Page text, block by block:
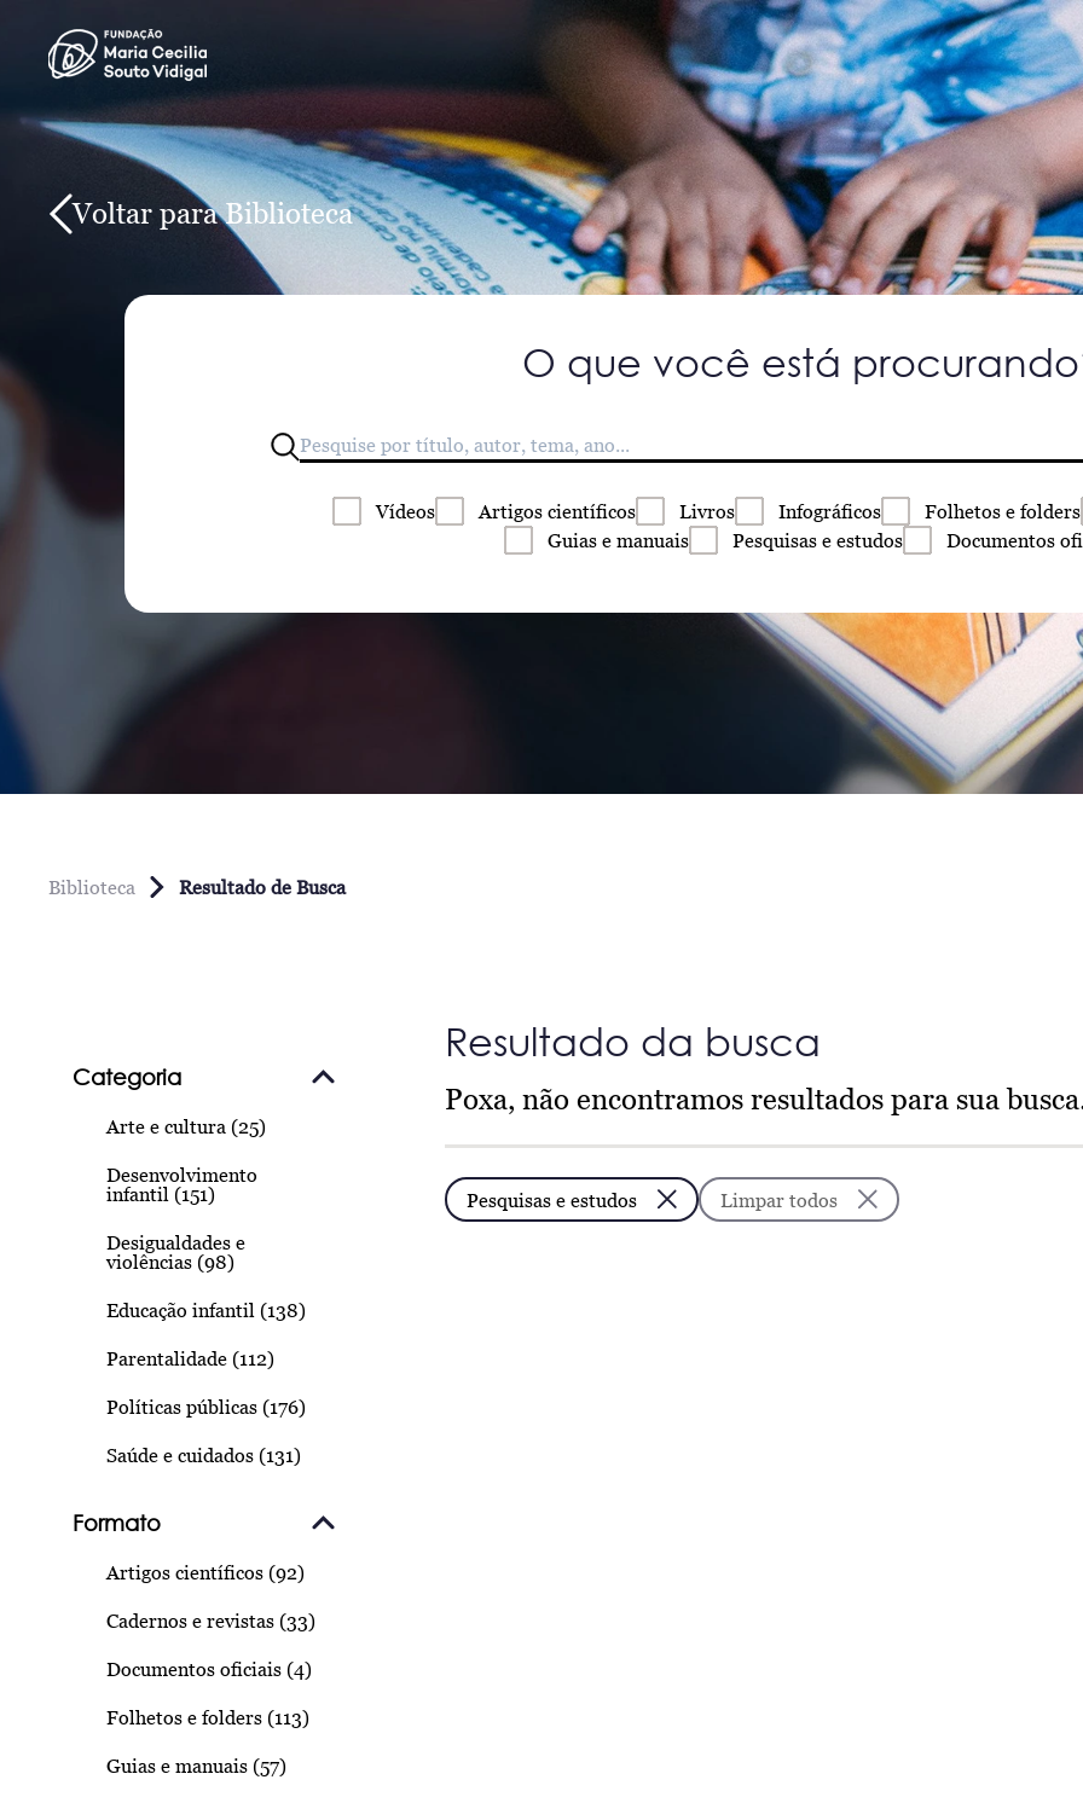
Voltar para Biblioteca
O que você está
Vídeos Artigos científicos Livros Infográficos Folhetos e folders
Guias e manuais Pesquisas e estudos Documentos
Biblioteca Resultado de Busca
Categoria
Arte e cultura (25)
Desenvolvimento
infantil (151)
Desigualdades e
violências (98)
Educação infantil (138)
Parentalidade (112)
Políticas públicas (176)
Saúde e cuidados (131)
Formato
Artigos científicos (92)
Cadernos e revistas (33)
Documentos oficiais (4)
Folhetos e folders (113)
Guias e manuais (57)
Resultado da busca
Poxa, não encontramos resultados para sua
Pesquisas e estudos Limpar todos